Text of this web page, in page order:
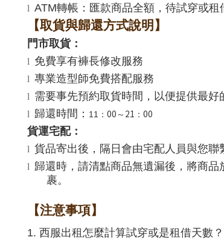
l ATM轉帳：匯款商品全額，待試穿或
【取貨與歸還方式說明】
門市取貨：
l 免費享有褲長修改服務
l 專業造型師免費搭配服務
l 需要事先預約取貨時間，以便提供最好
l 歸還時間： 11 ： 00 ～ 21 ： 00
貨運宅配：
l 貨品寄出後，隔日會由宅配人員與您聯
l 歸還時， 請清點商品無遺漏後，將商
裹。
【注意事項】
1. 西服出租怎麼計算試穿或是租借天數？